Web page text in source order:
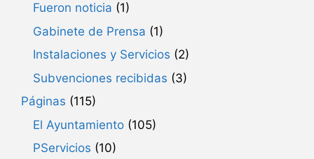
Fueron noticia (1)
Gabinete de Prensa (1)
Instalaciones y Servicios (2)
Subvenciones recibidas (3)
Páginas (115)
El Ayuntamiento (105)
PServicios (10)